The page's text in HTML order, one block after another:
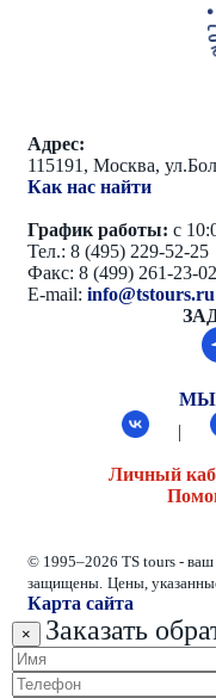
Адрес:
115191, Москва,
Как нас найти
График работы: с
Тел.: 8 (495) 229-52-25
Факс: 8 (499) 261-23-02
E-mail: info@tstours.ru
МЫ
|
Личный
© 1995–2026 TS tours -
защищены. Цены,
Карта сайта
× Заказать